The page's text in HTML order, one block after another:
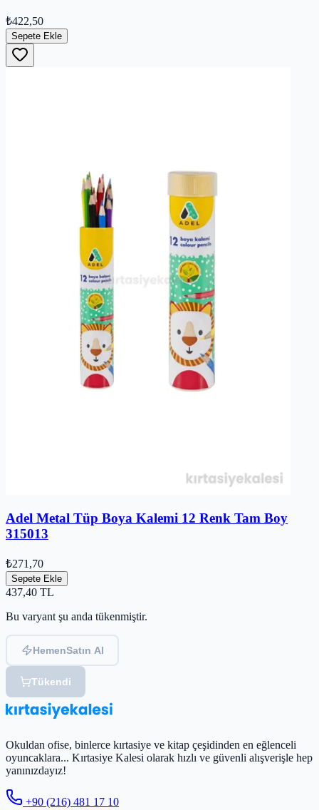
₺422,50
Sepete Ekle
Adel Metal Tüp Boya Kalemi 12 Renk Tam Boy
315013
₺271,70
Sepete Ekle
437,40 TL
Bu varyant şu anda tükenmiştir.
HemenSatın Al
Tükendi
Okuldan ofise, binlerce kırtasiye ve kitap çeşidinden en eğlenceli
oyuncaklara... Kırtasiye Kalesi olarak hızlı ve güvenli alışverişle hep
yanınızdayız!
+90 (216) 481 17 10